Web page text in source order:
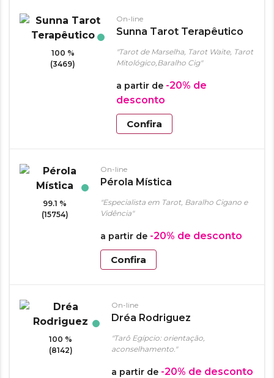
100 %
(3469)
On-line
Sunna Tarot Terapêutico
"Tarot de Marselha, Tarot Waite, Tarot
Mitológico,Baralho Cig"
a partir de -20% de
desconto
Confira
99.1 %
(15754)
On-line
Pérola Mística
"Especialista em Tarot, Baralho Cigano e
Vidência"
a partir de -20% de desconto
Confira
100 %
(8142)
On-line
Dréa Rodriguez
"Tarô Egípcio: orientação,
aconselhamento."
a partir de -20% de desconto